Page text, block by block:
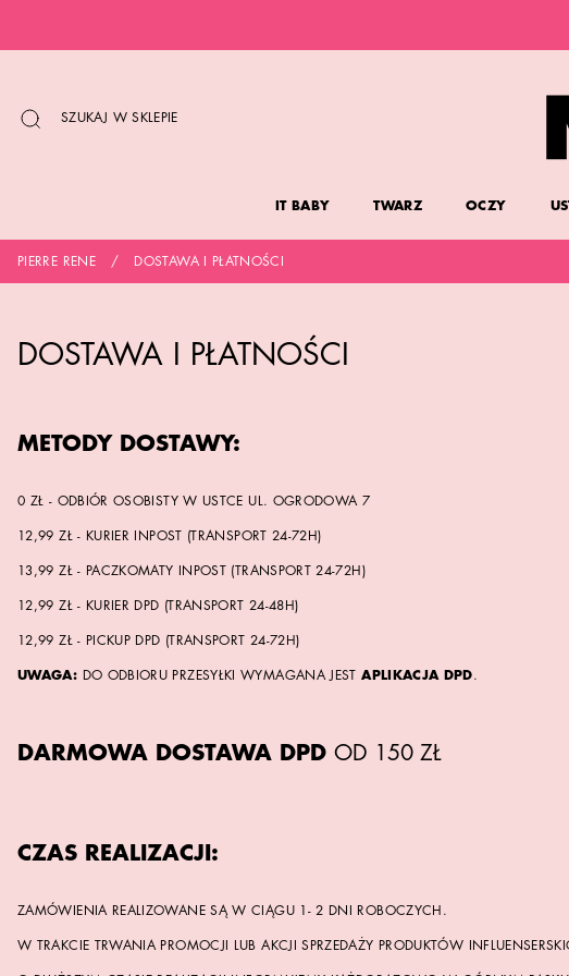
TREŚCI
SZUKAJ W SKLEPIE
IT BABY TWARZ OCZY
PIERRE RENE DOSTAWA I PŁATNOŚCI
DOSTAWA I PŁATNOŚCI
METODY DOSTAWY:
0 ZŁ - ODBIÓR OSOBISTY W USTCE UL. OGRODOWA 7
12,99 ZŁ - KURIER INPOST (TRANSPORT 24-72H)
13,99 ZŁ - PACZKOMATY INPOST (TRANSPORT 24-72H)
12,99 ZŁ - KURIER DPD (TRANSPORT 24-48H)
12,99 ZŁ - PICKUP DPD (TRANSPORT 24-72H)
UWAGA: DO ODBIORU PRZESYŁKI WYMAGANA JESTAPLIKACJA DPD.
DARMOWA DOSTAWA DPD OD 150 ZŁ
CZAS REALIZACJI:
ZAMÓWIENIA REALIZOWANE SĄ W CIĄGU 1- 2 DNI ROBOCZYCH.
W TRAKCIE TRWANIA PROMOCJI LUB AKCJI SPRZEDAŻY PRODUKTÓW